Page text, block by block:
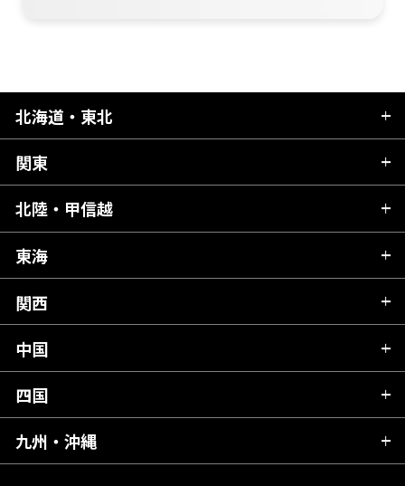
北海道・東北
北海道
青森県
秋田県
岩手県
宮城県
福島県
関東
茨城県
栃木県
群馬県
千葉県
東京都
神奈川県
北陸・甲信越
新潟県
富山県
石川県
山梨県
長野県
東海
岐阜県
静岡県
愛知県
関西
滋賀県
京都府
大阪府
中国
広島県
岡山県
四国
愛媛県
九州・沖縄